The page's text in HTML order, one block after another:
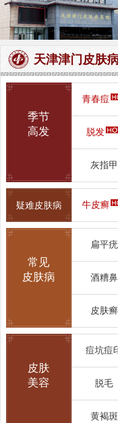
天津津门皮肤
季节
高发
青春痘
脱发
灰指甲
疑难皮肤病 牛皮癣
常见
皮肤病
扁平疣
酒糟鼻
皮肤癣
皮肤
美容
痘坑痘
脱毛
黄褐斑